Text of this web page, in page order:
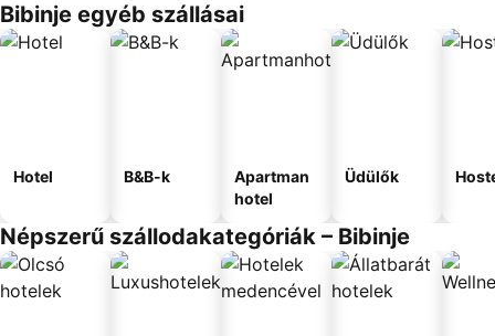
Bibinje egyéb szállásai
Hotel B&B-k
Apartman
hotel
Üdülők
Népszerű szállodakategóriák – Bibinje